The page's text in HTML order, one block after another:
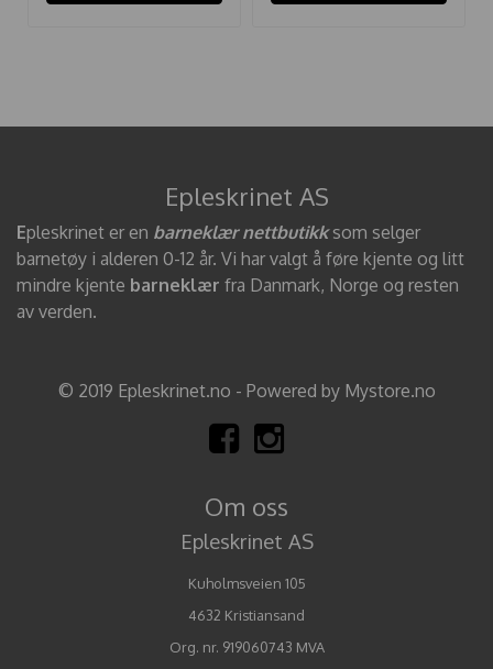
Epleskrinet AS
Epleskrinet er en barneklær nettbutikksom selger
barnetøy i alderen 0-12 år. Vi har valgt å føre kjente og litt
mindre kjente barneklær fra Danmark, Norge og resten
av verden.
© 2019 Epleskrinet.no - Powered by Mystore.no
Om oss
Epleskrinet AS
Kuholmsveien 105
4632 Kristiansand
Org. nr. 919060743 MVA